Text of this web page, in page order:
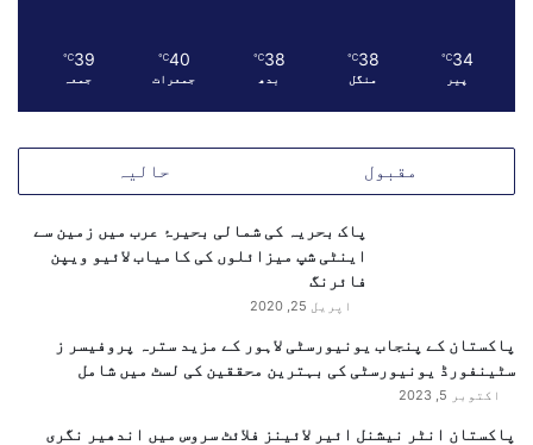
و
ا
و
ئ
34
℃
پیر
38
℃
منگل
38
℃
بدھ
40
℃
جمعرات
39
℃
جمعہ
مقبول حالیہ
پاک بحریہ کی شمالی بحیرۂ عرب میں زمین سے
اینٹی شپ میزائلوں کی کامیاب لائیو ویپن
فائرنگ
اپریل 25, 2020
پاکستان کے پنجاب یونیورسٹی لاہور کے مزید سترہ پروفیسر ز
سٹینفورڈ یونیورسٹی کی بہترین محققین کی لسٹ میں شامل
اکتوبر 5, 2023
پاکستان انٹر نیشنل ائیر لائینز فلائٹ سروس میں اندھیر نگری